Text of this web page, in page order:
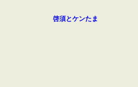
啓須とケンたま